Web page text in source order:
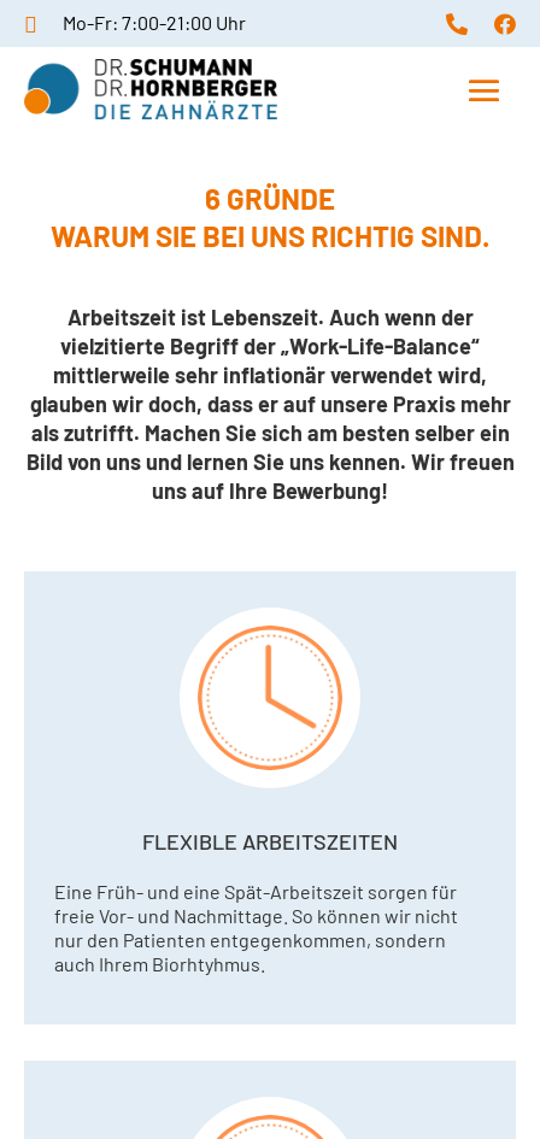
 Mo-Fr: 7:00-21:00 Uhr  
6 GRÜNDE
WARUM SIE BEI UNS RICHTIG SIND.
Arbeitszeit ist Lebenszeit. Auch wenn der
vielzitierte Begriff der „Work-Life-Balance“
mittlerweile sehr inflationär verwendet wird,
glauben wir doch, dass er auf unsere Praxis mehr
als zutrifft. Machen Sie sich am besten selber ein
Bild von uns und lernen Sie uns kennen. Wir freuen
uns auf Ihre Bewerbung!
FLEXIBLE ARBEITSZEITEN
Eine Früh- und eine Spät-Arbeitszeit sorgen für
freie Vor- und Nachmittage. So können wir nicht
nur den Patienten entgegenkommen, sondern
auch Ihrem Biorhtyhmus.